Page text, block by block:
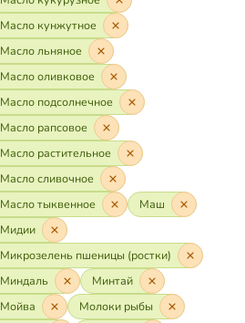
Масло кунжутное
Масло льняное
Масло оливковое
Масло подсолнечное
Масло рапсовое
Масло растительное
Масло сливочное
Масло тыквенное
Маш
Мидии
Микрозелень пшеницы (ростки)
Миндаль
Минтай
Мойва
Молоки рыбы